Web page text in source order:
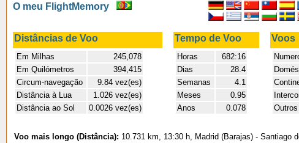
Where in the world have you flown?
How long have you been in the air?
Create your own FlightMemory and see!
O meu FlightMemory
Distâncias de Voo Tempo de Voo Voos
Em Milhas
245,078
Em Quilómetros
394,415
Circum-navegação
9.84 vez(es)
Distância à Lua
1.026 vez(es)
Distância ao Sol
0.0026 vez(es)
Horas
682:16
Dias
28.4
Semanas
4.1
Meses
0.95
Anos
0.078
Voo mais longo (Distância): 10.731 km, 13:30 h, Madrid (Barajas) - Santiago